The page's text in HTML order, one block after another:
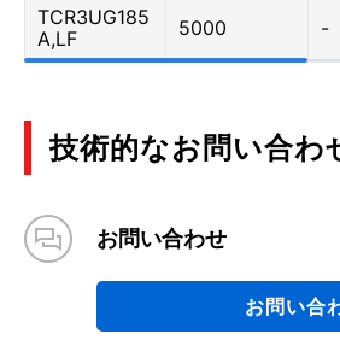
TCR3UG185
A,LF
5000 -
技術的なお問い合わ
お問い合わせ
お問い合